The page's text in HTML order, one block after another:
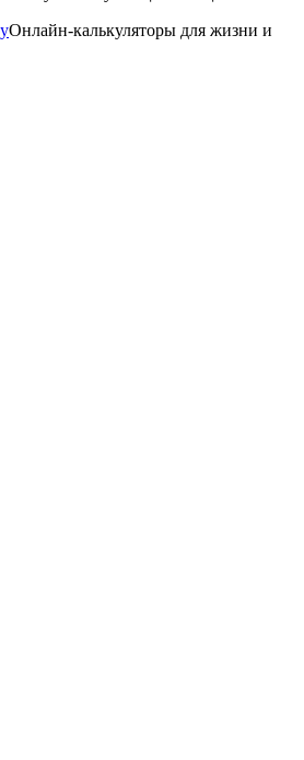
Онлайн-калькуляторы для жизни и